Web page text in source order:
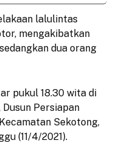
lalulintas
mengakibatkan
dua orang
pukul 18.30 wita di
Persiapan
Sekotong,
(11/4/2021).